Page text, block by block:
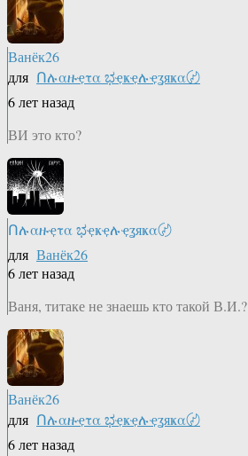
Ванёк26
для Ոሉαዙҿτα ಭҿҝҿሉҿʓяҝα〄
6 лет назад
ВИ это кто?
Ոሉαዙҿτα ಭҿҝҿሉҿʓяҝα〄
для Ванёк26
6 лет назад
Ваня, титаке не знаешь кто такой В.И.?
Ванёк26
для Ոሉαዙҿτα ಭҿҝҿሉҿʓяҝα〄
6 лет назад